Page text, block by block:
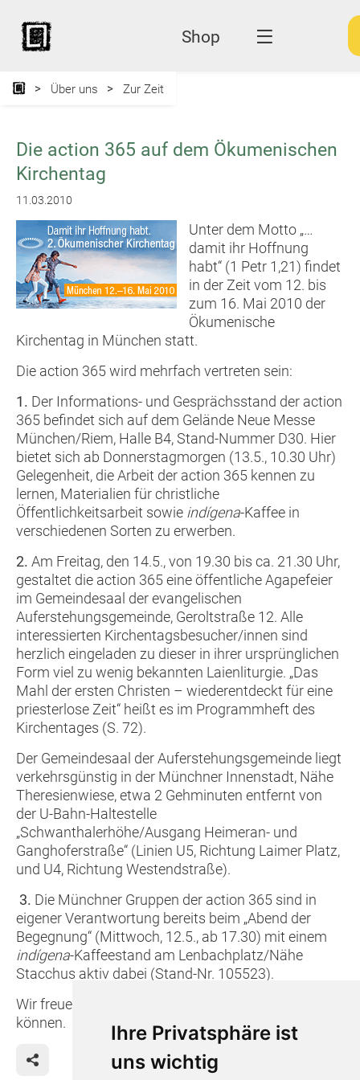
Ihre Privatsphäre ist
uns wichtig
Shop
Über uns Zur Zeit
Die action 365 auf dem Ökumenischen
Kirchentag
11.03.2010
Unter dem Motto „…
damit ihr Hoffnung
habt“ (1 Petr 1,21) findet
in der Zeit vom 12. bis
zum 16. Mai 2010 der
Ökumenische
Kirchentag in München statt.
Die action 365 wird mehrfach vertreten sein:
1. Der Informations- und Gesprächsstand der action
365 befindet sich auf dem Gelände Neue Messe
München/Riem, Halle B4, Stand-Nummer D30. Hier
bietet sich ab Donnerstagmorgen (13.5., 10.30 Uhr)
Gelegenheit, die Arbeit der action 365 kennen zu
lernen, Materialien für christliche
Öffentlichkeitsarbeit sowie indígena-Kaffee in
verschiedenen Sorten zu erwerben.
2. Am Freitag, den 14.5., von 19.30 bis ca. 21.30 Uhr,
gestaltet die action 365 eine öffentliche Agapefeier
im Gemeindesaal der evangelischen
Auferstehungsgemeinde, Geroltstraße 12. Alle
interessierten Kirchentagsbesucher/innen sind
herzlich eingeladen zu dieser in ihrer ursprünglichen
Form viel zu wenig bekannten Laienliturgie. „Das
Mahl der ersten Christen – wiederentdeckt für eine
priesterlose Zeit“ heißt es im Programmheft des
Kirchentages (S. 72).
Der Gemeindesaal der Auferstehungsgemeinde liegt
verkehrsgünstig in der Münchner Innenstadt, Nähe
Theresienwiese, etwa 2 Gehminuten entfernt von
der U-Bahn-Haltestelle
„Schwanthalerhöhe/Ausgang Heimeran- und
Ganghoferstraße“ (Linien U5, Richtung Laimer Platz,
und U4, Richtung Westendstraße).
3. Die Münchner Gruppen der action 365 sind in
eigener Verantwortung bereits beim „Abend der
Begegnung“ (Mittwoch, 12.5., ab 17.30) mit einem
indígena-Kaffeestand am Lenbachplatz/Nähe
Stacchus aktiv dabei (Stand-Nr. 105523).
Wir freuen uns, Sie persönlich dort begrüßen zu
können.